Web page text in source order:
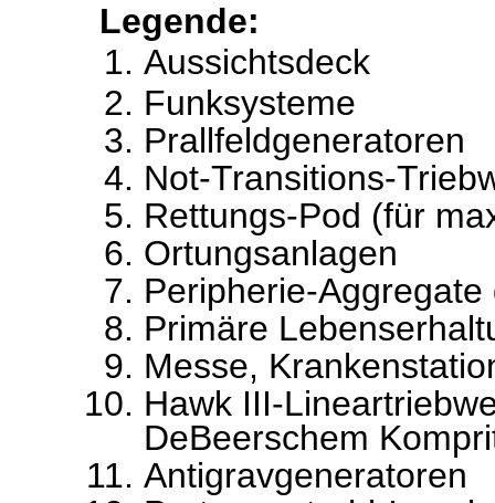
Legende:
Aussichtsdeck
Funksysteme
Prallfeldgeneratoren
Not-Transitions-
Rettungs-Pod (für
Ortungsanlagen
Peripherie-
Primäre
Messe,
Hawk III-
DeBeerschem
Antigravgeneratoren